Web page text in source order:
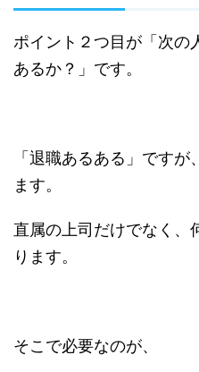
ポイント２つ目が「次の
あるか？」です。
「退職あるある」です
ます。
直属の上司だけでなく、
ります。
そこで必要なのが、